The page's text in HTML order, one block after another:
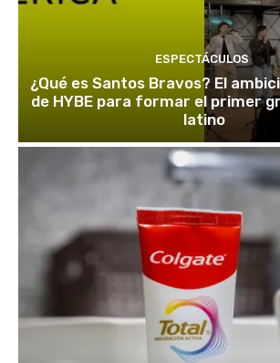
ESPECTÁCULOS
¿Qué es Santos Bravos? El
de HYBE para formar el primer
latino